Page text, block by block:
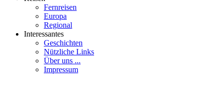
Fernreisen
Europa
Regional
Interessantes
Geschichten
Nützliche Links
Über uns ...
Impressum